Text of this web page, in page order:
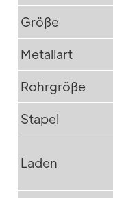
Größe
Metallart
Rohrgröße
Stapel
Laden